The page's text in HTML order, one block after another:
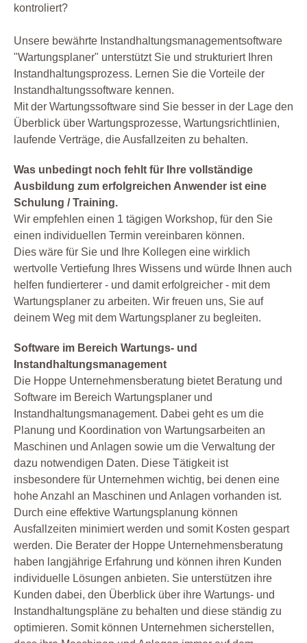
kontroliert?
Unsere bewährte Instandhaltungsmanagementsoftware
"Wartungsplaner" unterstützt Sie und strukturiert Ihren
Instandhaltungsprozess. Lernen Sie die Vorteile der
Instandhaltungssoftware kennen.
Mit der Wartungssoftware sind Sie besser in der Lage den
Überblick über Wartungsprozesse, Wartungsrichtlinien,
laufende Verträge, die Ausfallzeiten zu behalten.
Was unbedingt noch fehlt für Ihre vollständige
Ausbildung zum erfolgreichen Anwender ist eine
Schulung / Training.
Wir empfehlen einen 1 tägigen Workshop, für den Sie
einen individuellen Termin vereinbaren können.
Dies wäre für Sie und Ihre Kollegen eine wirklich
wertvolle Vertiefung Ihres Wissens und würde Ihnen auch
helfen fundierterer - und damit erfolgreicher - mit dem
Wartungsplaner zu arbeiten. Wir freuen uns, Sie auf
deinem Weg mit dem Wartungsplaner zu begleiten.
Software im Bereich Wartungs- und
Instandhaltungsmanagement
Die Hoppe Unternehmensberatung bietet Beratung und
Software im Bereich Wartungsplaner und
Instandhaltungsmanagement. Dabei geht es um die
Planung und Koordination von Wartungsarbeiten an
Maschinen und Anlagen sowie um die Verwaltung der
dazu notwendigen Daten. Diese Tätigkeit ist
insbesondere für Unternehmen wichtig, bei denen eine
hohe Anzahl an Maschinen und Anlagen vorhanden ist.
Durch eine effektive Wartungsplanung können
Ausfallzeiten minimiert werden und somit Kosten gespart
werden. Die Berater der Hoppe Unternehmensberatung
haben langjährige Erfahrung und können ihren Kunden
individuelle Lösungen anbieten. Sie unterstützen ihre
Kunden dabei, den Überblick über ihre Wartungs- und
Instandhaltungspläne zu behalten und diese ständig zu
optimieren. Somit können Unternehmen sicherstellen,